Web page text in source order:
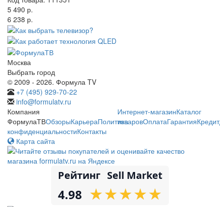
5 490 р.
6 238 р.
Москва
Выбрать город
© 2009 - 2026. Формула TV
+7 (495) 929-70-22
info@formulatv.ru
Компания
ФормулаТВОбзорыКарьераПолитика
конфиденциальностиКонтакты
Интернет-магазинКаталог
товаровОплатаГарантияКредит
Карта сайта
Рейтинг Sell Market
4.98 ★
★★
★★
★★
★★
★